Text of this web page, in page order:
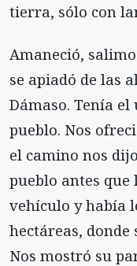
tierra, sólo con
Amaneció,
se apiadó de las
Dámaso. Tenía el
pueblo. Nos
el camino nos
pueblo antes
vehículo y había
hectáreas, donde
Nos mostró su